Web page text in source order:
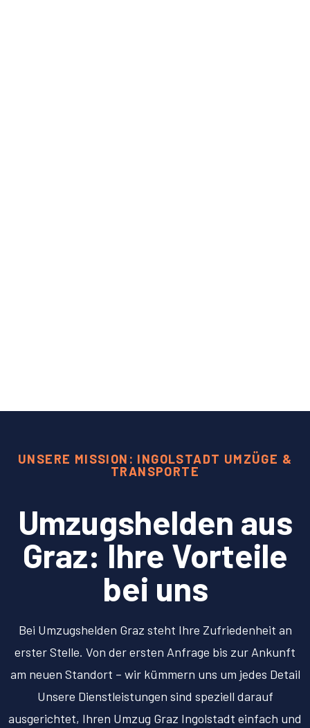
UNSERE MISSION: INGOLSTADT UMZÜGE &
TRANSPORTE
Umzugshelden aus
Graz: Ihre Vorteile
bei uns
Bei Umzugshelden Graz steht Ihre Zufriedenheit an
erster Stelle. Von der ersten Anfrage bis zur Ankunft
am neuen Standort – wir kümmern uns um jedes Detail
Unsere Dienstleistungen sind speziell darauf
ausgerichtet, Ihren Umzug Graz Ingolstadt einfach und